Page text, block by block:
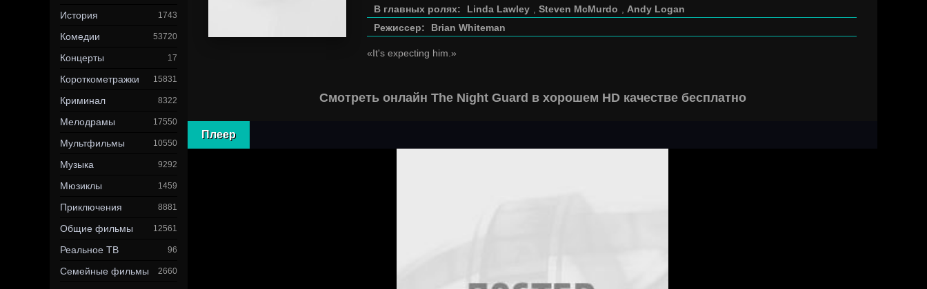
История 1743
Комедии 53720
Концерты 17
Короткометражки 15831
Криминал 8322
Мелодрамы 17550
Мультфильмы 10550
Музыка 9292
Мюзиклы 1459
Приключения 8881
Общие фильмы 12561
Реальное ТВ 96
Семейные фильмы 2660
В главных ролях:
Linda Lawley Steven McMurdo
Andy Logan
Режиссер:
Brian Whiteman
«It's expecting him.»
Смотреть онлайн The Night Guard в хорошем HD качестве бесплатно
Плеер